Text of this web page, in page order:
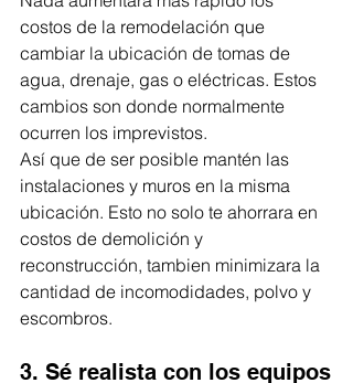
costos de la remodelación que
cambiar la ubicación de tomas de
agua, drenaje, gas o eléctricas. Estos
cambios son donde normalmente
ocurren los imprevistos.
Así que de ser posible mantén las
instalaciones y muros en la misma
ubicación. Esto no solo te ahorrara en
costos de demolición y
reconstrucción, tambien minimizara la
cantidad de incomodidades, polvo y
escombros.
3. Sé realista con los equipos